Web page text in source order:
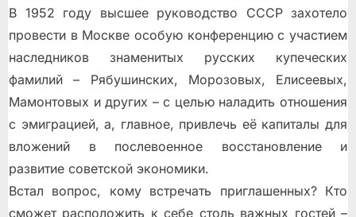
В 1952 году высшее руководство СССР захотело
провести в Москве особую конференцию с участием
наследников знаменитых русских купеческих
фамилий – Рябушинских, Морозовых, Елисеевых,
Мамонтовых и других – с целью наладить отношения
с эмиграцией, а, главное, привлечь её капиталы для
вложений в послевоенное восстановление и
развитие советской экономики.
Встал вопрос, кому встречать приглашенных? Кто
сможет расположить к себе столь важных гостей –